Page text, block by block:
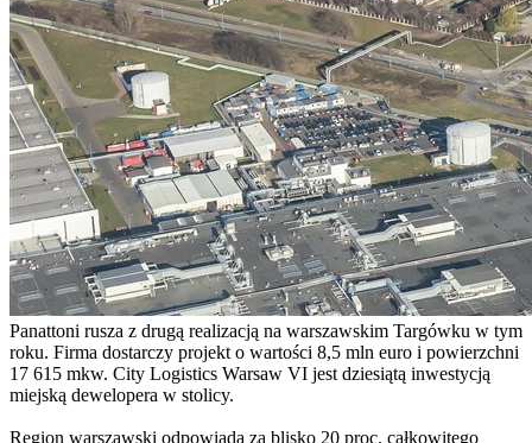
Panattoni rusza z drugą realizacją na warszawskim Targówku w tym
roku. Firma dostarczy projekt o wartości 8,5 mln euro i powierzchni
17 615 mkw. City Logistics Warsaw VI jest dziesiątą inwestycją
miejską dewelopera w stolicy.
Region warszawski odpowiada za blisko 20 proc. całkowitego